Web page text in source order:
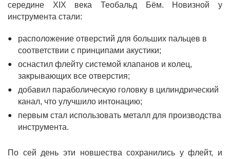
середине XIX века Теобальд Бём. Новизной у
инструмента стали:
расположение отверстий для больших пальцев в
соответствии с принципами акустики;
оснастил флейту системой клапанов и колец,
закрывающих все отверстия;
добавил параболическую головку в цилиндрический
канал, что улучшило интонацию;
первым стал использовать металл для производства
инструмента.
По сей день эти новшества сохранились у флейт, и